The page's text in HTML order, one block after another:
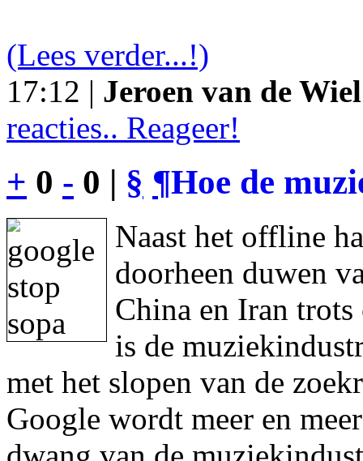
(Lees verder...!)
17:12 | Jeroen van de Wiel
reacties.. Reageer!
+ 0 - 0 | § ¶Hoe de
Naast het offline
doorheen duwen
China en Iran
is de
met het slopen van de
Google wordt meer en